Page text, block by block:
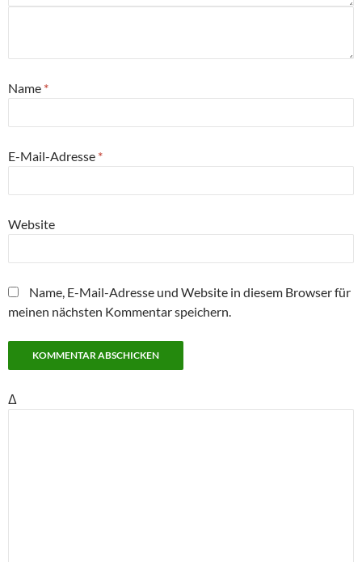
Name *
E-Mail-Adresse *
Website
Name, E-Mail-Adresse und Website in diesem Browser für
meinen nächsten Kommentar speichern.
Δ